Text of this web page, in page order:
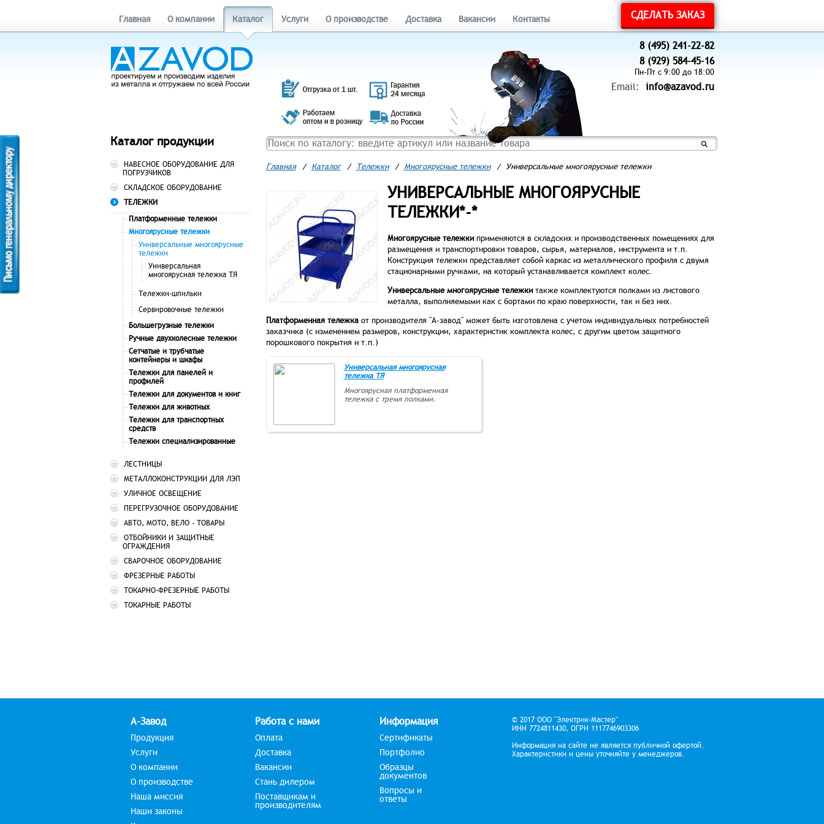
СДЕЛАТЬ ЗАКАЗ
Главная О компании Каталог Услуги О производстве Доставка Вакансии Контакты
Каталог продукции
НАВЕСНОЕ ОБОРУДОВАНИЕ ДЛЯ
ПОГРУЗЧИКОВ
СКЛАДСКОЕ ОБОРУДОВАНИЕ
ТЕЛЕЖКИ
Платформенные тележки
Многоярусные тележки
Универсальные многоярусные
тележки
Универсальная
многоярусная тележка ТЯ
Тележки-шпильки
Сервировочные тележки
Большегрузные тележки
Ручные двухколесные тележки
Сетчатые и трубчатые
контейнеры и шкафы
Тележки для панелей и
профилей
Тележки для документов и книг
Тележки для животных
Тележки для транспортных
средств
Тележки специализированные
ЛЕСТНИЦЫ
МЕТАЛЛОКОНСТРУКЦИИ ДЛЯ ЛЭП
УЛИЧНОЕ ОСВЕЩЕНИЕ
ПЕРЕГРУЗОЧНОЕ ОБОРУДОВАНИЕ
АВТО, МОТО, ВЕЛО - ТОВАРЫ
ОТБОЙНИКИ И ЗАЩИТНЫЕ
ОГРАЖДЕНИЯ
СВАРОЧНОЕ ОБОРУДОВАНИЕ
ФРЕЗЕРНЫЕ РАБОТЫ
ТОКАРНО-ФРЕЗЕРНЫЕ РАБОТЫ
ТОКАРНЫЕ РАБОТЫ
8 (495) 241-22-82
8 (929) 584-45-16
Пн-Пт с 9:00 до 18:00
Email: info@azavod.ru
Главная / Каталог / Тележки / Многоярусные тележки / Универсальные многоярусные тележки
УНИВЕРСАЛЬНЫЕ МНОГОЯРУСНЫЕ
ТЕЛЕЖКИ*-*
Многоярусные тележкиприменяются в складских и производственных помещениях для
размещения и транспортировки товаров, сырья, материалов, инструмента и т.п.
Конструкция тележки представляет собой каркас из металлического профиля с двумя
стационарными ручками, на который устанавливается комплект колес.
Универсальные многоярусные тележкитакже комплектуются полками из листового
металла, выполняемыми как с бортами по краю поверхности, так и без них.
Платформенная тележка от производителя "А-завод" может быть изготовлена с учетом индивидуальных потребностей
заказчика (с изменением размеров, конструкции, характеристик комплекта колес, с другим цветом защитного
порошкового покрытия и т.п.)
Универсальная многоярусная
тележка ТЯ
Многоярусная платформенная
тележка с тремя полками.
© 2017 ООО "Электрик-Мастер"
ИНН 7724811430, ОГРН 1117746903306
Информация на сайте не является публичной офертой.
Характеристики и цены уточняйте у менеджеров.
А-Завод
Продукция
Услуги
О компании
О производстве
Наша миссия
Наши законы
Работа с нами
Оплата
Доставка
Вакансии
Стань дилером
Поставщикам и
производителям
Информация
Сертификаты
Портфолио
Образцы
документов
Вопросы и
ответы